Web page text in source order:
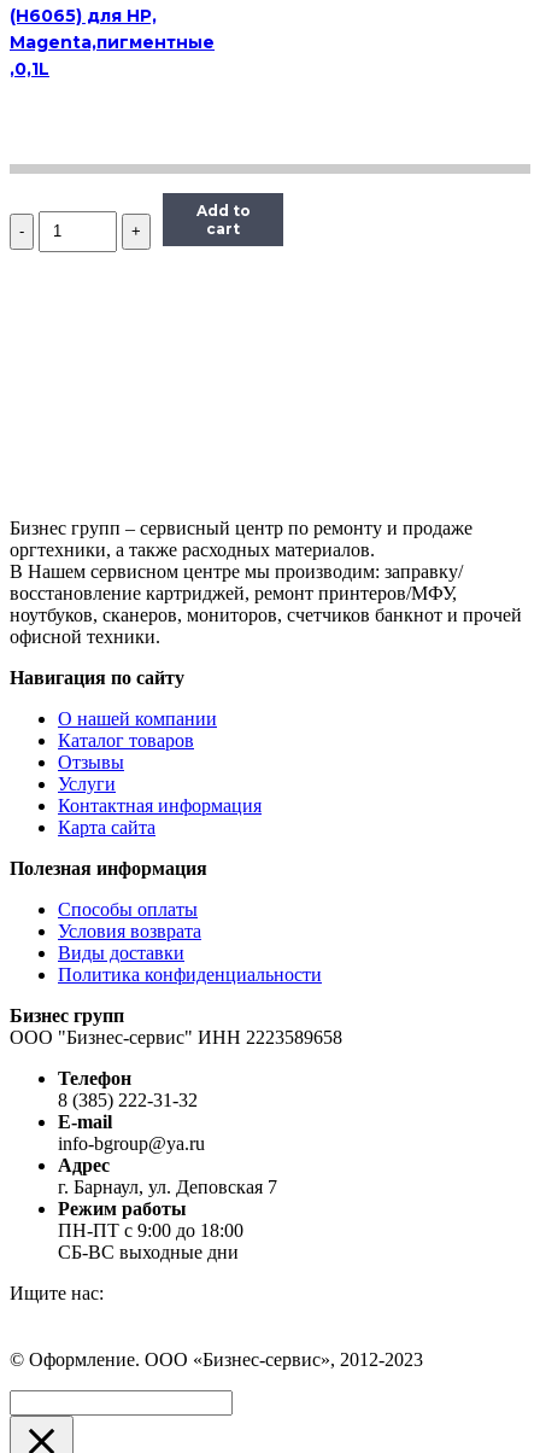
(H6065) для HP,
Magenta,пигментные
,0,1L
Количество
Чернила
Add to
cart
Бизнес групп – сервисный центр по ремонту и продаже
оргтехники, а также расходных материалов.
В Нашем сервисном центре мы производим: заправку/
восстановление картриджей, ремонт принтеров/МФУ,
ноутбуков, сканеров, мониторов, счетчиков банкнот и прочей
офисной техники.
Навигация по сайту
О нашей компании
Каталог товаров
Отзывы
Услуги
Контактная информация
Карта сайта
Полезная информация
Способы оплаты
Условия возврата
Виды доставки
Политика конфиденциальности
Бизнес групп
ООО "Бизнес-сервис" ИНН 2223589658
Телефон
8 (385) 222-31-32
E-mail
info-bgroup@ya.ru
Адрес
г. Барнаул, ул. Деповская 7
Режим работы
ПН-ПТ с 9:00 до 18:00
СБ-ВС выходные дни
Ищите нас:
Вконтакте
открывается
в
новом
окне
WhatsApp
открывается
в
новом
окне
Telegram
открывается
в
новом
окне
© Оформление. ООО «Бизнес-сервис», 2012-2023